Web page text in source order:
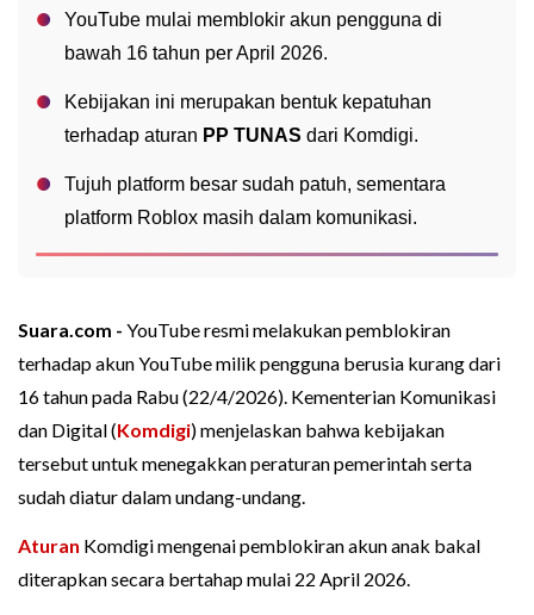
YouTube mulai memblokir akun pengguna di
bawah 16 tahun per April 2026.
Kebijakan ini merupakan bentuk kepatuhan
terhadap aturan PP TUNAS dari Komdigi.
Tujuh platform besar sudah patuh, sementara
platform Roblox masih dalam komunikasi.
Suara.com - YouTube resmi melakukan pemblokiran
terhadap akun YouTube milik pengguna berusia kurang dari
16 tahun pada Rabu (22/4/2026). Kementerian Komunikasi
dan Digital (Komdigi) menjelaskan bahwa kebijakan
tersebut untuk menegakkan peraturan pemerintah serta
sudah diatur dalam undang-undang.
Aturan Komdigi mengenai pemblokiran akun anak bakal
diterapkan secara bertahap mulai 22 April 2026.